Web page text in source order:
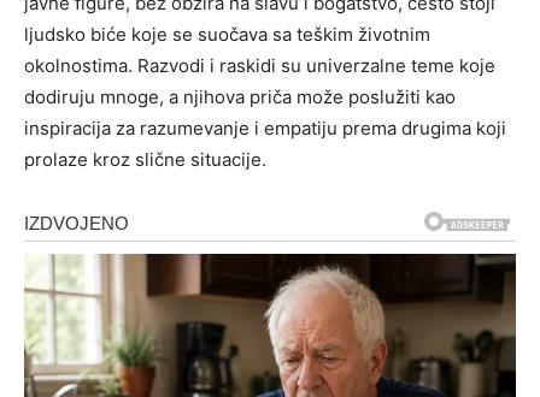
ljudsko biće koje se suočava sa teškim životnim
okolnostima. Razvodi i raskidi su univerzalne teme koje
dodiruju mnoge, a njihova priča može poslužiti kao
inspiracija za razumevanje i empatiju prema drugima koji
prolaze kroz slične situacije.